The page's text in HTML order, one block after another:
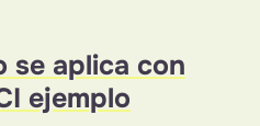
se aplica con
ejemplo